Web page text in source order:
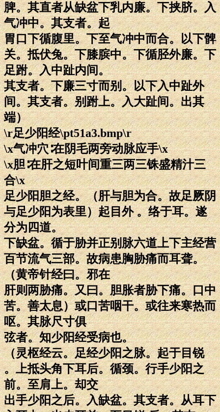
脾。其直者从缺盆下乳内廉。下挟脐。入
气冲中。其支者。起
胃口下循腹里。下至气冲中而合。以下髀
关。抵伏兔。下膝膑中。下循胫外廉。下
足跗。入中趾内间。
其支者。下廉三寸而别。以下入中趾外
间。其支者。别跗上。入大趾间。出其
端）
\r足少阳经\pt51a3.bmp\r
\x气冲穴∶在阴毛两旁动脉应手\x
\x胆∶在肝之短叶间重三两三铢盛精汁三
合\x
足少阳胆之经。（肝与胆为合。故足厥阴
与足少阳为表里）起目外 。络于耳。遂
分为四道。
下缺盆。循于胁并正别脉六道上下主经营
百节流气三部。故病患胸胁痛而耳聋。
（黄帝针经曰。邪在
肝则两胁痛。又曰。胆胀者胁下痛。口中
苦。善太息）或口苦咽干。或往来寒热而
呕。其脉尺寸俱
弦者。知少阳经受病也。
（灵枢经云。足经少阳之脉。起于目锐
。上抵头角下耳后。循颈。行手少阳之
前。至肩上。却交
出手少阳之后。入缺盆。其支者。从耳下